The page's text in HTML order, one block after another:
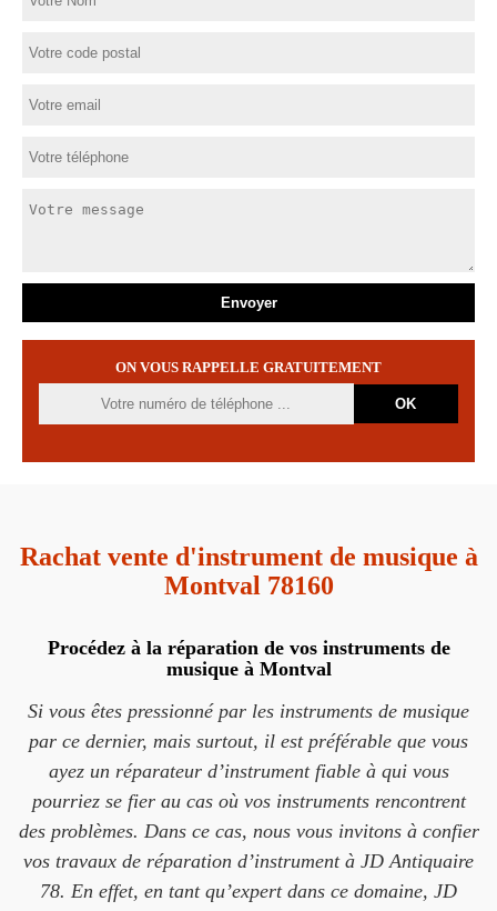
ON VOUS RAPPELLE GRATUITEMENT
Rachat vente d'instrument de musique à
Montval 78160
Procédez à la réparation de vos instruments de
musique à Montval
Si vous êtes pressionné par les instruments de musique
par ce dernier, mais surtout, il est préférable que vous
ayez un réparateur d’instrument fiable à qui vous
pourriez se fier au cas où vos instruments rencontrent
des problèmes. Dans ce cas, nous vous invitons à confier
vos travaux de réparation d’instrument à JD Antiquaire
78. En effet, en tant qu’expert dans ce domaine, JD